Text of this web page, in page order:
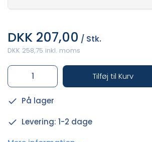
DKK 207,00 / Stk.
DKK 258,75 inkl. moms
Tilføj til Kurv
På lager
Levering: 1-2 dage